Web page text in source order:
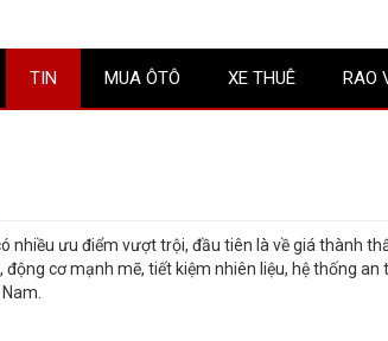
TIN MUA ÔTÔ XE THUÊ RAO
nhiều ưu điểm vượt trội, đầu tiên là về giá thành
cơ mạnh mẽ, tiết kiệm nhiên liệu, hệ thống an